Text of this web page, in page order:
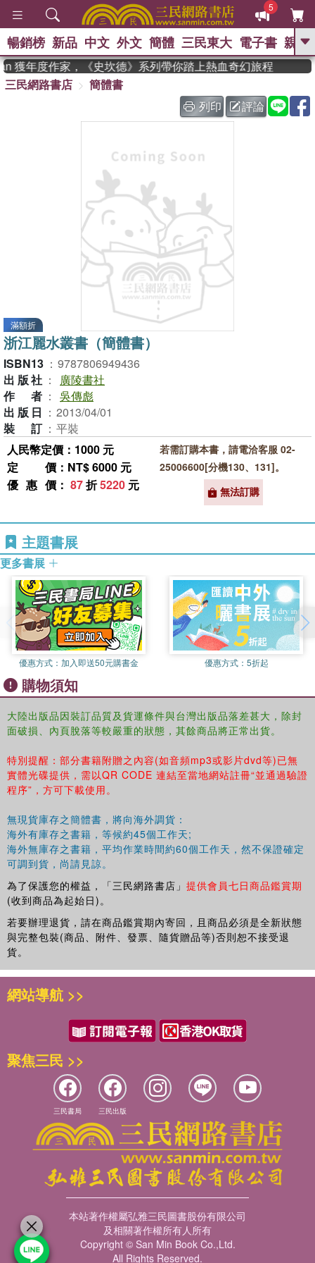
5
GO
、 如果歷史是一群喵 、 暑期
國際布克獎 臺灣漫遊錄 、 方
暢銷榜 新品 中文 外文 簡體 三民東大 電子書 親子
年度作家，《史坎德》系列帶你踏上熱血奇幻旅程
三民網路書店
簡體書
列印
評論
滿額折
浙江麗水叢書（簡體書）
ISBN13 ： 9787806949436
出版社 ：
廣陵書社
作者 ： 吳傳彪
出版日 ： 2013/04/01
裝訂 ： 平裝
人民幣定價：1000 元
定價 ：NT$ 6000 元
優惠價 ： 87折5220 元
若需訂購本書，請電洽客服 02-
25006600[分機130、131]。
無法訂購
主題書展
更多書展
優惠方式： 加入即送50元購書金 優惠方式： 5折起
購物須知
大陸出版品因裝訂品質及貨運條件與台灣出版品落差甚大，除封
面破損、內頁脫落等較嚴重的狀態，其餘商品將正常出貨。
特別提醒：部分書籍附贈之內容(如音頻mp3或影片dvd等)已無
實體光碟提供，需以QR CODE 連結至當地網站註冊“並通過驗證
程序”，方可下載使用。
無現貨庫存之簡體書，將向海外調貨：
海外有庫存之書籍，等候約45個工作天;
海外無庫存之書籍，平均作業時間約60個工作天，然不保證確定
可調到貨，尚請見諒。
為了保護您的權益，「三民網路書店」 提供會員七日商品鑑賞期
(收到商品為起始日)。
若要辦理退貨，請在商品鑑賞期內寄回，且商品必須是全新狀態
與完整包裝(商品、附件、發票、隨貨贈品等)否則恕不接受退
貨。
網站導航 >>
聚焦三民 >>
三民書局 三民出版
本站著作權屬弘雅三民圖書股份有限公司
及相關著作權所有人所有
Copyright © San Min Book Co.,Ltd.
All Rights Reserved.